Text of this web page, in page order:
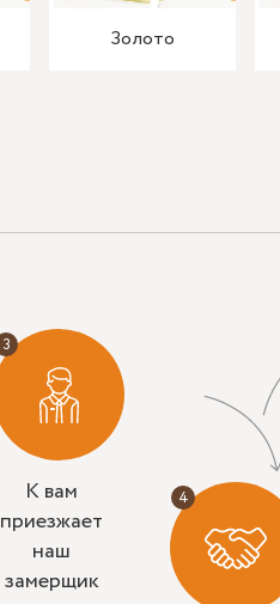
Золото
К вам
приезжает
наш
замерщик